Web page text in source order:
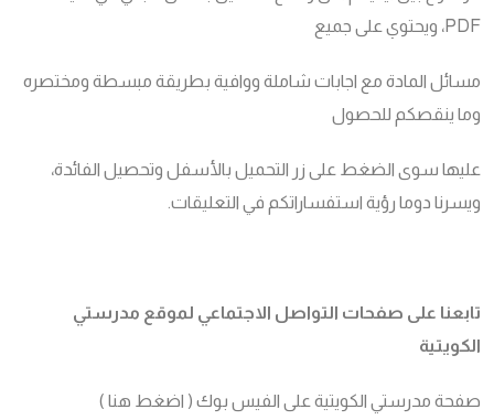
PDF، ويحتوي على جميع
مسائل المادة مع اجابات شاملة ووافية بطريقة مبسطة ومختصره
وما ينقصكم للحصول
عليها سوى الضغط على زر التحميل بالأسفل وتحصيل الفائدة،
ويسرنا دوما رؤية استفساراتكم في التعليقات.
تابعنا على صفحات التواصل الاجتماعي لموقع مدرستي
الكويتية
صفحة مدرستي الكويتية على الفيس بوك ( اضغط هنا )